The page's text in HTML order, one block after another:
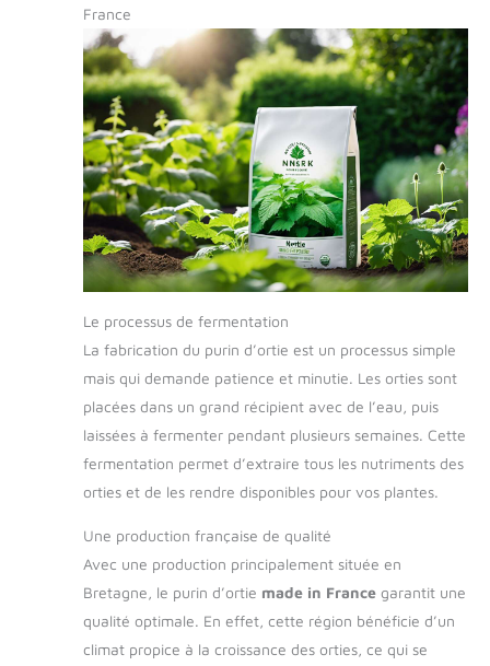
France
Le processus de fermentation
La fabrication du purin d’ortie est un processus simple
mais qui demande patience et minutie. Les orties sont
placées dans un grand récipient avec de l’eau, puis
laissées à fermenter pendant plusieurs semaines. Cette
fermentation permet d’extraire tous les nutriments des
orties et de les rendre disponibles pour vos plantes.
Une production française de qualité
Avec une production principalement située en
Bretagne, le purin d’ortie made in France garantit une
qualité optimale. En effet, cette région bénéficie d’un
climat propice à la croissance des orties, ce qui se